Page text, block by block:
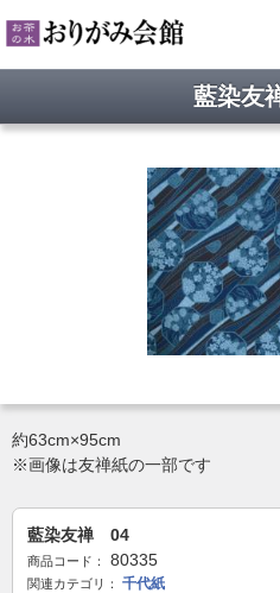
藍染友
約63cm×95cm
※画像は友禅紙の一部です
藍染友禅 04
商品コード： 80335
関連カテゴリ：
千代紙